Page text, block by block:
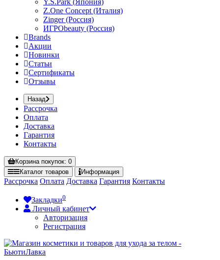
Y.S.Park (Япония)
Z.One Concept (Италия)
Zinger (Россия)
ИГРОbeauty (Россия)
Brands
Акции
Новинки
Статьи
Сертификаты
Отзывы
Назад
Рассрочка
Оплата
Доставка
Гарантия
Контакты
Корзинапокупок: 0
Каталог товаров Информация
Рассрочка Оплата Доставка Гарантия Контакты
Закладки0
Личный кабинет
Авторизация
Регистрация